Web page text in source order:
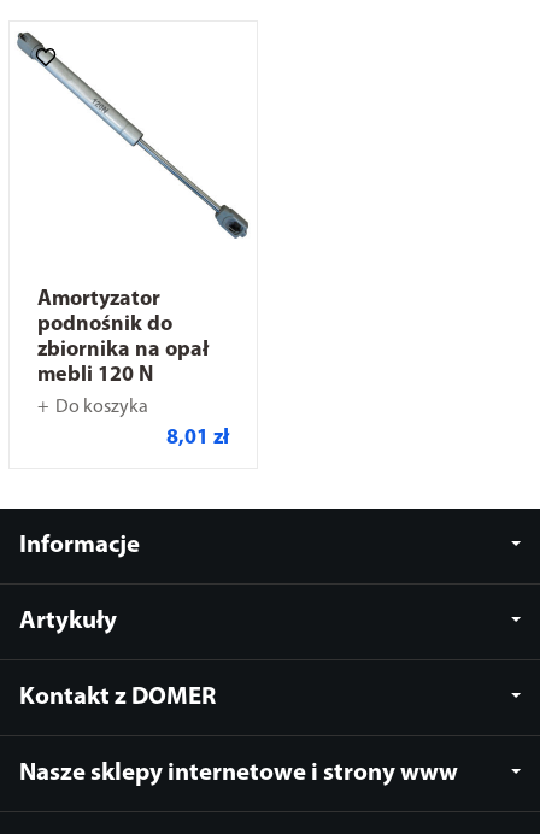
Amortyzator
podnośnik do
zbiornika na opał
mebli 120 N
Do koszyka
8,01 zł
Informacje
Artykuły
Kontakt z DOMER
Nasze sklepy internetowe i strony www